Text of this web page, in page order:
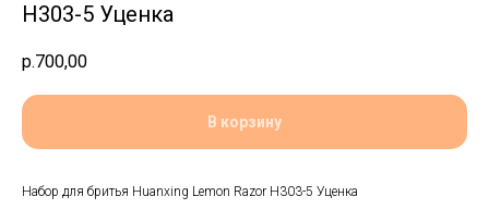
H303-5 Уценка
р.700,00
В корзину
Набор для бритья Huanxing Lemon Razor H303-5 Уценка